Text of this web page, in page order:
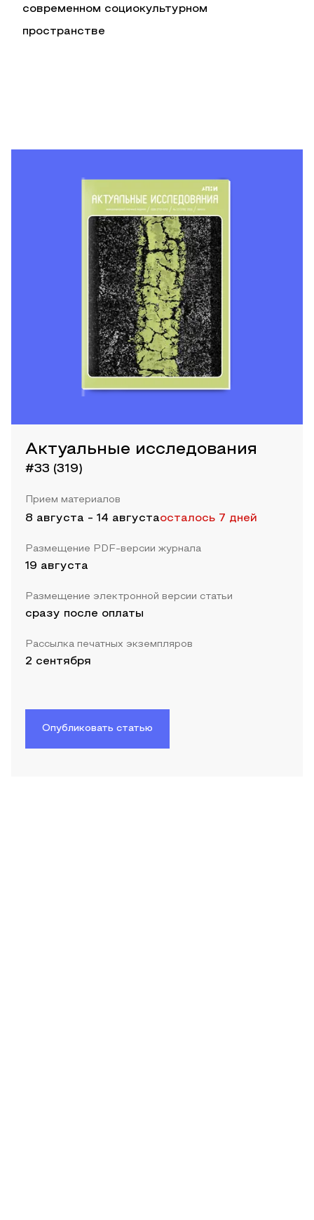
современном социокультурном
пространстве
Актуальные исследования
#33 (319)
Прием материалов
8 августа - 14 августаосталось 7 дней
Размещение PDF-версии журнала
19 августа
Размещение электронной версии статьи
сразу после оплаты
Рассылка печатных экземпляров
2 сентября
Опубликовать статью